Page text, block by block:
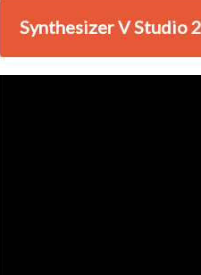
Synthesizer V Studio